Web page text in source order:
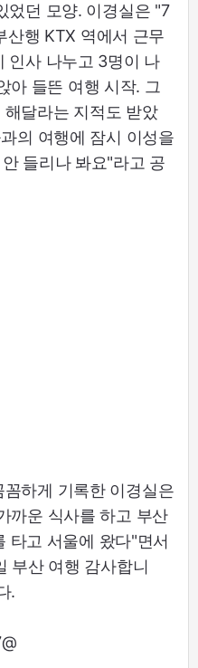
었던 모양. 이경실은 "7
산행 KTX 역에서 근무
인사 나누고 3명이 나
아 들뜬 여행 시작. 그
달라는 지적도 받았
의 여행에 잠시 이성을
들리나 봐요"라고 공
하게 기록한 이경실은
까운 식사를 하고 부산
타고 서울에 왔다"면서
부산 여행 감사합니
.